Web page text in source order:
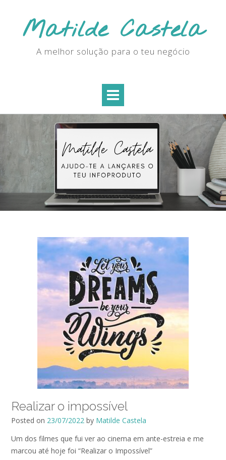
Matilde Castela
A melhor solução para o teu negócio
Realizar o impossível
Posted on 23/07/2022 by Matilde Castela
Um dos filmes que fui ver ao cinema em ante-estreia e me
marcou até hoje foi “Realizar o Impossível”